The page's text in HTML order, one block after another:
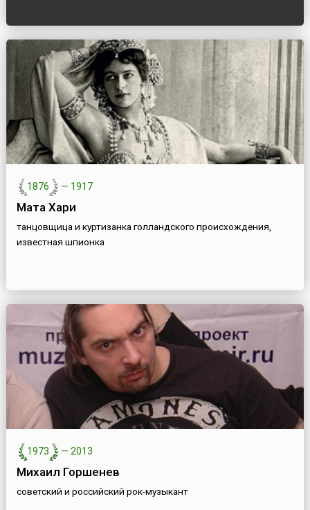
1876 — 1917
Мата Хари
танцовщица и куртизанка голландского происхождения,
известная шпионка
1973 — 2013
Михаил Горшенев
советский и российский рок-музыкант